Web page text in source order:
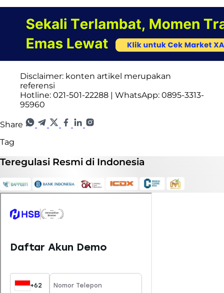
Disclaimer: konten artikel merupakan
referensi
Hotline: 021-501-22288 | WhatsApp: 0895-3313-
95960
Share
Tag
Teregulasi Resmi di Indonesia